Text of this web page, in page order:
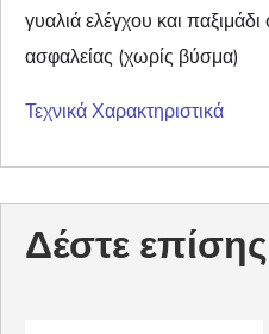
γυαλιά ελέγχου και
ασφαλείας (χωρίς βύσμα)
Τεχνικά Χαρακτηριστικά
Δέστε